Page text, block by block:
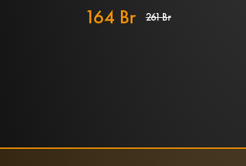
164 Br 261 Br